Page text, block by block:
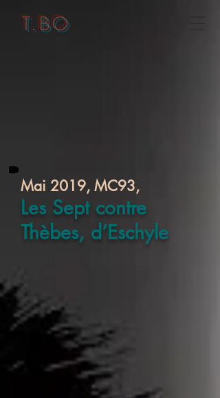
T.BO
Mai 2019, MC93,
Les Sept contre
Thèbes, d’Eschyle